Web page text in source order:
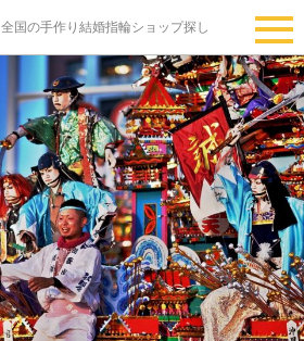
全国の手作り結婚指輪ショップ探し